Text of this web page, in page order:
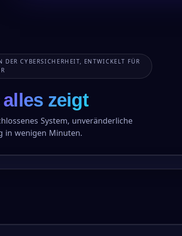
CYBERSICHERHEIT, ENTWICKELT FÜR
alles zeigt
System, unveränderliche
in wenigen Minuten.